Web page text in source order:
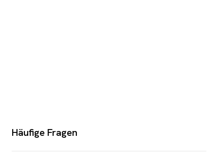
Häufige Fragen